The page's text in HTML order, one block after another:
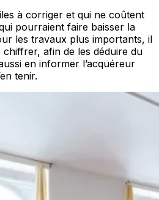
à corriger et qui ne coûtent
pourraient faire baisser la
les travaux plus importants, il
afin de les déduire du
en informer l’acquéreur
tenir.